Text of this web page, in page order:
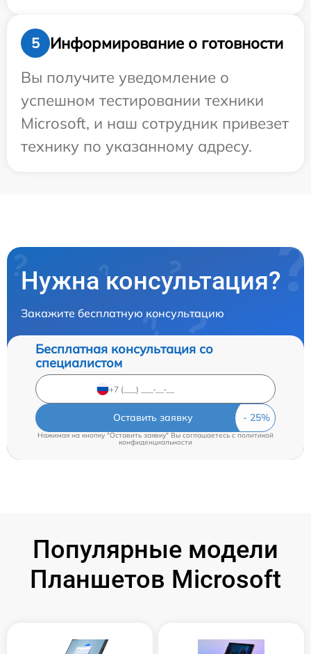
5
Информирование о готовности
Вы получите уведомление о
успешном тестировании техники
Microsoft, и наш сотрудник привезет
технику по указанному адресу.
Нужна консультация?
Закажите бесплатную консультацию
Бесплатная консультация со
специалистом
Оставить заявку
Нажимая на кнопку "Оставить заявку" Вы соглашаетесь c политикой
конфиденциальности
Популярные модели
Планшетов Microsoft